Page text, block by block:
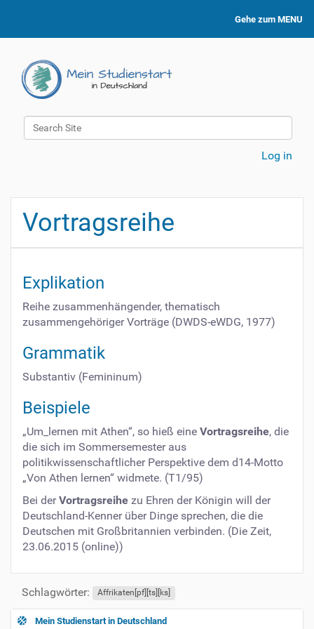
Gehe zum MENU
Search Site
Log in
Vortragsreihe
Explikation
Reihe zusammenhängender, thematisch
zusammengehöriger Vorträge (DWDS-eWDG, 1977)
Grammatik
Substantiv (Femininum)
Beispiele
„Um_lernen mit Athen“, so hieß eine Vortragsreihe, die
die sich im Sommersemester aus
politikwissenschaftlicher Perspektive dem d14-Motto
„Von Athen lernen“ widmete. (T1/95)
Bei derVortragsreihe zu Ehren der Königin will der
Deutschland-Kenner über Dinge sprechen, die die
Deutschen mit Großbritannien verbinden. (Die Zeit,
23.06.2015 (online))
Schlagwörter: Affrikaten[pf][ts][ks]
Mein Studienstart in Deutschland